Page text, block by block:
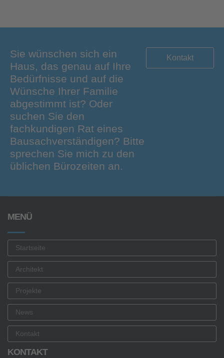
Sie wünschen sich ein
Haus, das genau auf Ihre
Bedürfnisse und auf die
Wünsche Ihrer Familie
abgestimmt ist? Oder
suchen Sie den
fachkundigen Rat eines
Bausachverständigen? Bitte
sprechen Sie mich zu den
üblichen Bürozeiten an.
Kontakt
MENÜ
Startseite
Architekt
Projekte
News
Kontakt
KONTAKT